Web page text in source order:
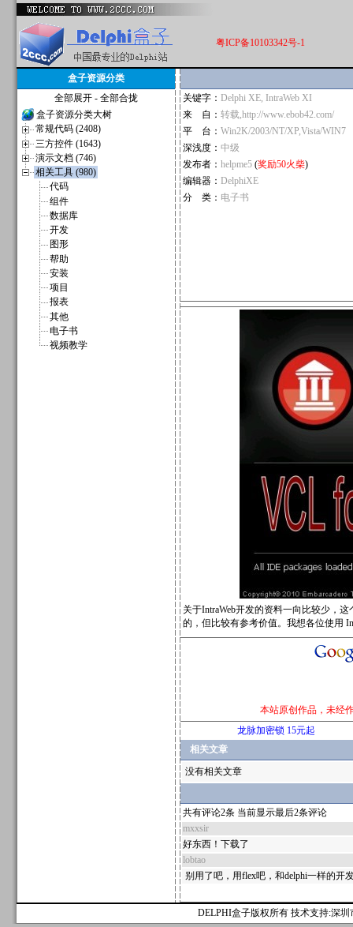
粤ICP备10103342号-1
盒子资源分类
全部展开 - 全部合拢
盒子资源分类大树
常规代码 (2408)
三方控件 (1643)
演示文档 (746)
相关工具 (980)
代码
组件
数据库
开发
图形
帮助
安装
项目
报表
其他
电子书
视频教学
关键字： Delphi XE, IntraWeb XI
来 自： 转载,http://www.ebob42.com/
平 台： Win2K/2003/NT/XP,Vista/WIN7
深浅度： 中级
发布者： helpme5 (奖励50火柴)
编辑器： DelphiXE
分 类： 电子书
关于IntraWeb开发的资料一向比较少，
的，但比较有参考价值。我想各位使用
本站原创作品，未经
龙脉加密锁 15元起
相关文章
没有相关文章
共有评论2条 当前显示最后2条评论
mxxsir
好东西！下载了
lobtao
别用了吧，用flex吧，和delphi一样的开
DELPHI盒子版权所有 技术支持:深